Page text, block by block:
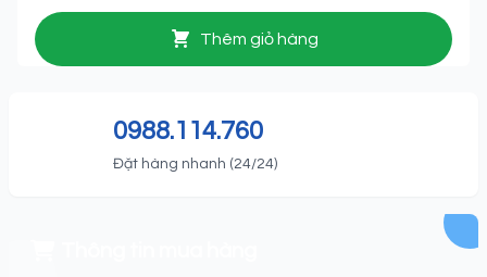
Thêm giỏ hàng
0988.114.760
Đặt hàng nhanh (24/24)